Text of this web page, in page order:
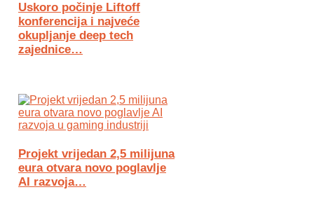
Uskoro počinje Liftoff
konferencija i najveće
okupljanje deep tech
zajednice…
Projekt vrijedan 2,5 milijuna
eura otvara novo poglavlje
AI razvoja…